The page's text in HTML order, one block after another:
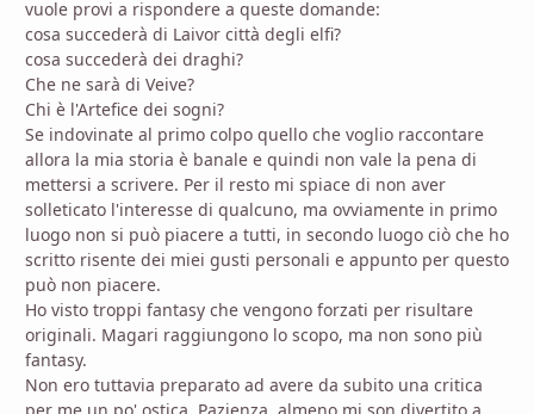
vuole provi a rispondere a queste domande:
cosa succederà di Laivor città degli elfi?
cosa succederà dei draghi?
Che ne sarà di Veive?
Chi è l'Artefice dei sogni?
Se indovinate al primo colpo quello che voglio raccontare
allora la mia storia è banale e quindi non vale la pena di
mettersi a scrivere. Per il resto mi spiace di non aver
solleticato l'interesse di qualcuno, ma ovviamente in primo
luogo non si può piacere a tutti, in secondo luogo ciò che ho
scritto risente dei miei gusti personali e appunto per questo
può non piacere.
Ho visto troppi fantasy che vengono forzati per risultare
originali. Magari raggiungono lo scopo, ma non sono più
fantasy.
Non ero tuttavia preparato ad avere da subito una critica